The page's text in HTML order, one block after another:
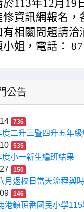
於113年12月19
修資訊網報名
有相關問題請洽
小姐，電話：
公告
736
度二升三暨四升五年
535
度小一新生編班結果
150
月返校日當天流程與
146
港鎮頂番國民小學